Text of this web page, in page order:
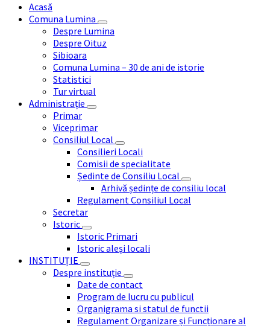
Acasă
Comuna Lumina
Despre Lumina
Despre Oituz
Sibioara
Comuna Lumina – 30 de ani de istorie
Statistici
Tur virtual
Administrație
Primar
Viceprimar
Consiliul Local
Consilieri Locali
Comisii de specialitate
Ședinte de Consiliu Local
Arhivă ședințe de consiliu local
Regulament Consiliul Local
Secretar
Istoric
Istoric Primari
Istoric aleși locali
INSTITUȚIE
Despre instituție
Date de contact
Program de lucru cu publicul
Organigrama si statul de functii
Regulament Organizare și Funcționare al